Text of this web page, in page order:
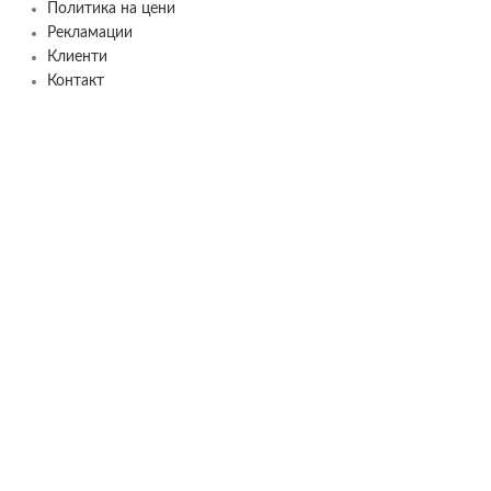
Политика на цени
Рекламации
Клиенти
Контакт